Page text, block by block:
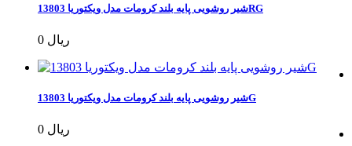
شیر روشویی پایه بلند کرومات مدل ویکتوریا 13803RG
0 ریال
شیر روشویی پایه بلند کرومات مدل ویکتوریا 13803G
0 ریال